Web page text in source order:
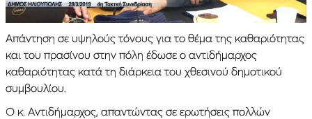
Απάντηση σε υψηλούς τόνους για το θέμα της καθαριότητας
και του πρασίνου στην πόλη έδωσε ο αντιδήμαρχος
καθαριότητας κατά τη διάρκεια του χθεσινού δημοτικού
συμβουλίου.
Ο κ. Αντιδήμαρχος, απαντώντας σε ερωτήσεις πολλών